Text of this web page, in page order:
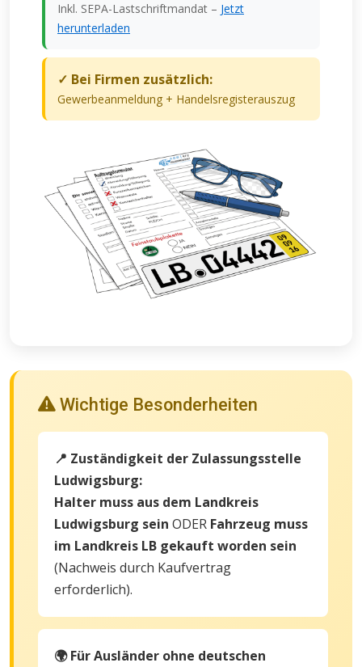
Inkl. SEPA-Lastschriftmandat – Jetzt
herunterladen
✓ Bei Firmen zusätzlich:
Gewerbeanmeldung + Handelsregisterauszug
Wichtige Besonderheiten
📍 Zuständigkeit der Zulassungsstelle
Ludwigsburg:
Halter muss aus dem Landkreis
Ludwigsburg sein ODER Fahrzeug muss
im Landkreis LB gekauft worden sein
(Nachweis durch Kaufvertrag
erforderlich).
🌍 Für Ausländer ohne deutschen